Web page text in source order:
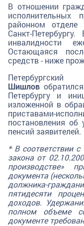
В отношении
исполнительных
районном
Санкт-
инвалидности
Остающаяся
средств - ниже
Шишлов
Петербургу и
изложенной в
приставами-
постановления
пенсий заявителей.
* В соответствии
закона от
производстве»
документа
должника-
пятидесяти
доходов.
полном объеме
документе